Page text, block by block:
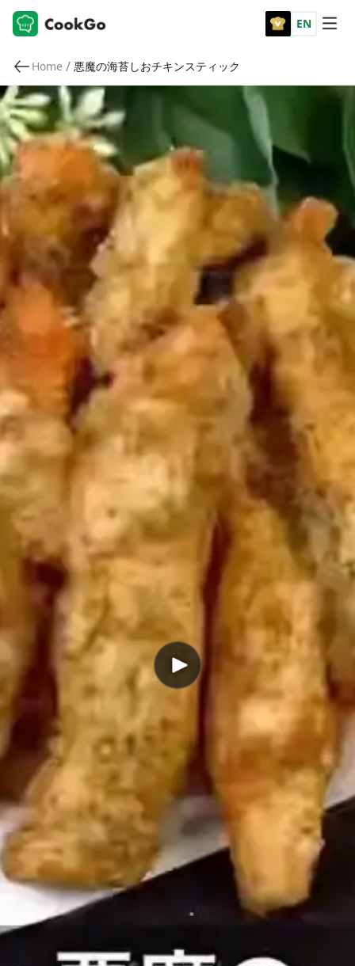
EN
Home / 悪魔の海苔しおチキンスティック